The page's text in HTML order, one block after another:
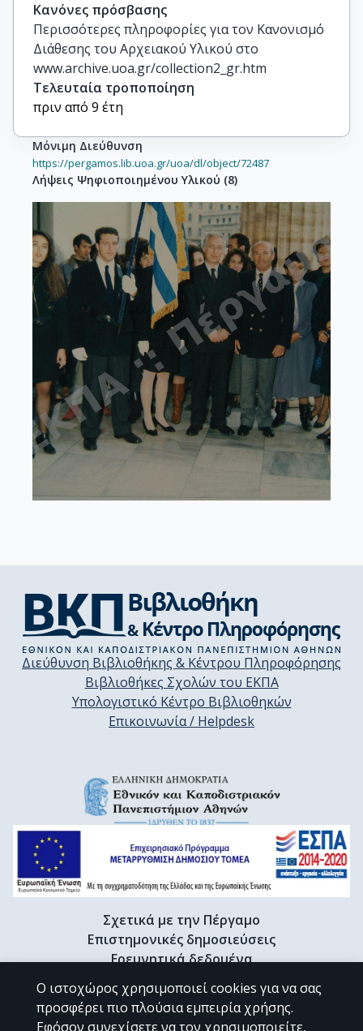
Κανόνες πρόσβασης
Περισσότερες πληροφορίες για τον Κανονισμό
Διάθεσης του Αρχειακού Υλικού στο
www.archive.uoa.gr/collection2_gr.htm
Τελευταία τροποποίηση
πριν από 9 έτη
Μόνιμη Διεύθυνση
https://pergamos.lib.uoa.gr/uoa/dl/object/72487
Λήψεις Ψηφιοποιημένου Υλικού (8)
Διεύθυνση Βιβλιοθήκης & Κέντρου Πληροφόρησης
Βιβλιοθήκες Σχολών του ΕΚΠΑ
Υπολογιστικό Κέντρο Βιβλιοθηκών
Επικοινωνία / Helpdesk
Σχετικά με την Πέργαμο
Επιστημονικές δημοσιεύσεις
Ερευνητικά δεδομένα
Διδακτορικές διατριβές & Γκρίζα βιβλιογραφία
Προφίλ Ερευνητή
Ο ιστοχώρος χρησιμοποιεί cookies για να σας
προσφέρει πιο πλούσια εμπειρία χρήσης.
Εφόσον συνεχίσετε να τον χρησιμοποιείτε,